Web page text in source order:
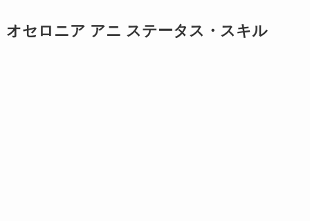
オセロニア アニ ステータス・スキル